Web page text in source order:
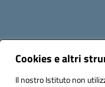
Cookies e altri
Il nostro Istituto non
peic835007@pec.istruzione.it